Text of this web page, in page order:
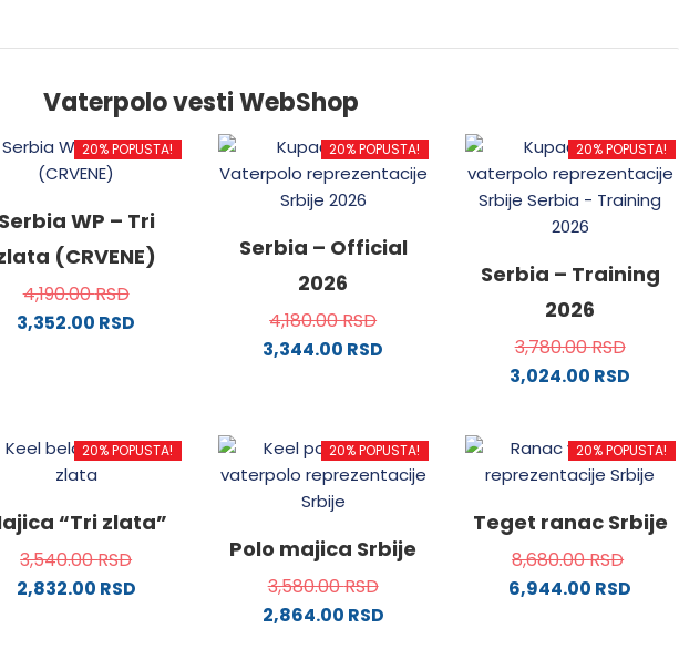
Vaterpolo vesti WebShop
20% POPUSTA!
Serbia WP – Tri
(CRVENE)
4,190.00RSD
3,352.00 RSD
varijanti.
Opcije
mogu
biti
izabrane
na
20% POPUSTA!
Serbia – Official
2026
4,180.00RSD
3,344.00 RSD
više
varijanti.
Opcije
mogu
biti
izabrane
na
20% POPUSTA!
Serbia – Training
2026
3,780.00RSD
3,024.00 RSD
ima
više
Opcije
mogu
biti
20% POPUSTA!
“Tri zlata”
3,540.00RSD
2,832.00 RSD
20% POPUSTA!
Polo majica Srbije
3,580.00RSD
2,864.00 RSD
20% POPUSTA!
Teget ranac Srbije
8,680.00RSD
6,944.00 RSD